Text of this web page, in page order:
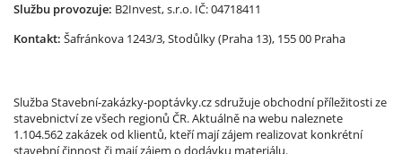
Službu provozuje: B2Invest, s.r.o. IČ: 04718411
Kontakt: Šafránkova 1243/3, Stodůlky (Praha 13), 155 00 Praha
Služba Stavební-zakázky-poptávky.cz sdružuje obchodní příležitosti ze
stavebnictví ze všech regionů ČR. Aktuálně na webu naleznete
1.104.562 zakázek od klientů, kteří mají zájem realizovat konkrétní
stavební činnost či mají zájem o dodávku materiálu.